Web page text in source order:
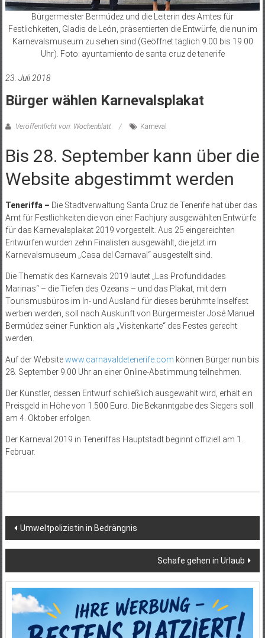
Bürgermeister Bermúdez und die Leiterin des Amtes für
Festlichkeiten, Gladis de León, präsentierten die Entwürfe, die nun im
Karnevalsmuseum zu sehen sind (Geöffnet täglich 9.00 bis 19.00
Uhr). Foto: ayuntamiento de santa cruz de tenerife
23. Juli 2018
Bürger wählen Karnevalsplakat
Veröffentlicht von: Wochenblatt Karneval
Bis 28. September kann über die
Website abgestimmt werden
Teneriffa – Die Stadtverwaltung Santa Cruz de Tenerife hat über das
Amt für Festlichkeiten die von einer Fachjury ausgewählten Entwürfe
für das Karnevalsplakat 2019 vorgestellt. Aus 25 eingereichten
Entwürfen wurden zehn Finalisten ausgewählt, die jetzt im
Karnevalsmuseum „Casa del Carnaval“ ausgestellt sind.
Die Thematik des Karnevals 2019 lautet „Las Profundidades
Marinas“ – die Tiefen des Ozeans – und das Plakat, mit dem
Tourismusbüros im In- und Ausland für dieses berühmte Inselfest
werben werden, soll nach Auskunft von Bürgermeister José Manuel
Bermúdez seiner Funktion als „Visitenkarte“ des Festes gerecht
werden.
Auf der Websitewww.carnavaldetenerife.com können Bürger nun bis
28. September 9.00 Uhr an einer Online-Abstimmung teilnehmen.
Der Künstler, dessen Entwurf schließlich ausgewählt wird, erhält ein
Preisgeld in Höhe von 1.500 Euro. Die Bekanntgabe des Siegers soll
am 4. Oktober erfolgen.
Der Karneval 2019 in Teneriffas Hauptstadt beginnt offiziell am 1.
Februar.
Beitragsnavigation
Umweltpolizistin in Bedrängnis
Schafe gehen in Urlaub